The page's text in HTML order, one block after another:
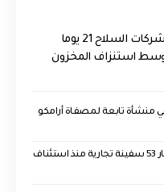
البنتاغون يمنح شركات السلاح 21 يوما
وسط استنزاف المخزون
منشأة تابعة لمصفاة أرامكو
القيادة المركزية الامريكية: تحويل مسار 53 سفينة تجارية منذ استئناف